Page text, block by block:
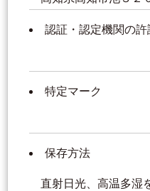
認証・認定機関の許
特定マーク
保存方法
直射日光、高温多湿